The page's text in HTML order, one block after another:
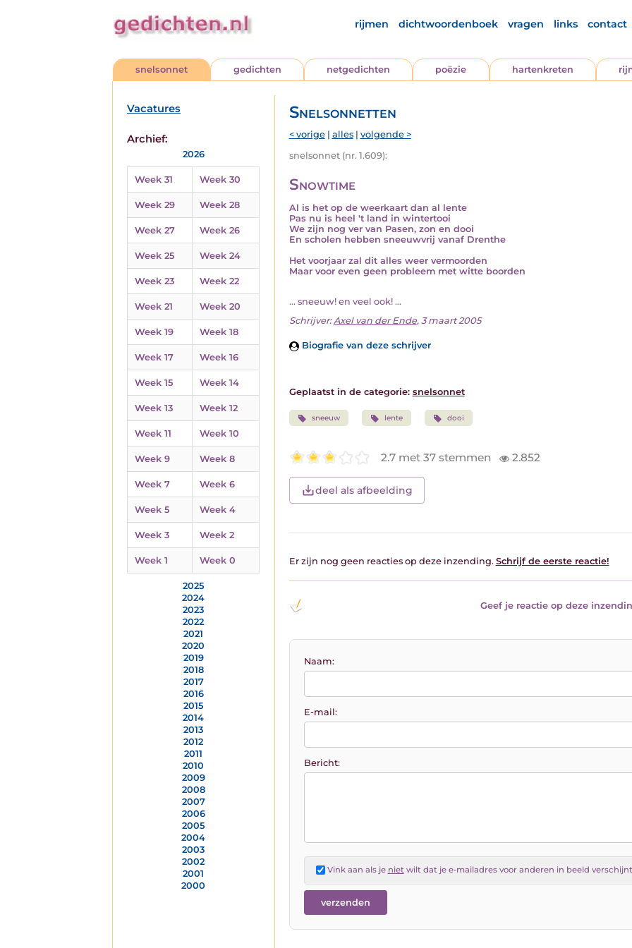
rijmen dichtwoordenboek vragen links contact
snelsonnet gedichten netgedichten poëzie hartenkreten
Vacatures
Archief:
2026
Week 31 Week 30
Week 29 Week 28
Week 27 Week 26
Week 25 Week 24
Week 23 Week 22
Week 21 Week 20
Week 19 Week 18
Week 17 Week 16
Week 15 Week 14
Week 13 Week 12
Week 11 Week 10
Week 9 Week 8
Week 7 Week 6
Week 5 Week 4
Week 3 Week 2
Week 1 Week 0
2025
2024
2023
2022
2021
2020
2019
2018
2017
2016
2015
2014
2013
2012
2011
2010
2009
2008
2007
2006
2005
2004
2003
2002
2001
2000
Snelsonnetten
< vorige| alles| volgende >
snelsonnet (nr. 1.609):
Snowtime
Al is het op de weerkaart dan al lente
Pas nu is heel 't land in wintertooi
We zijn nog ver van Pasen, zon en dooi
En scholen hebben sneeuwvrij vanaf Drenthe
Het voorjaar zal dit alles weer vermoorden
Maar voor even geen probleem met witte boorden
... sneeuw! en veel ook! ...
Schrijver:Axel van der Ende, 3 maart 2005
Biografie van deze schrijver
Geplaatst in de categorie: snelsonnet
sneeuw lente dooi
2.7 met 37 stemmen 2.852
deel als afbeelding
Er zijn nog geen reacties op deze inzending. Schrijf de eerste reactie!
Geef je reactie op deze
Naam:
E-mail:
Bericht:
Vink aan als je niet wilt dat je e-mailadres voor anderen in beeld verschijnt